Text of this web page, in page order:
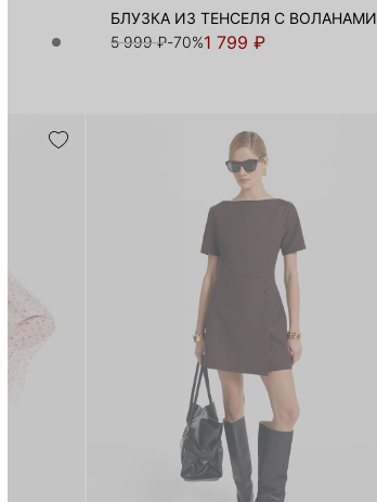
БЛУЗКА ИЗ ТЕНСЕЛЯ С ВОЛАНАМИ
5 999 ₽-70%1 799 ₽